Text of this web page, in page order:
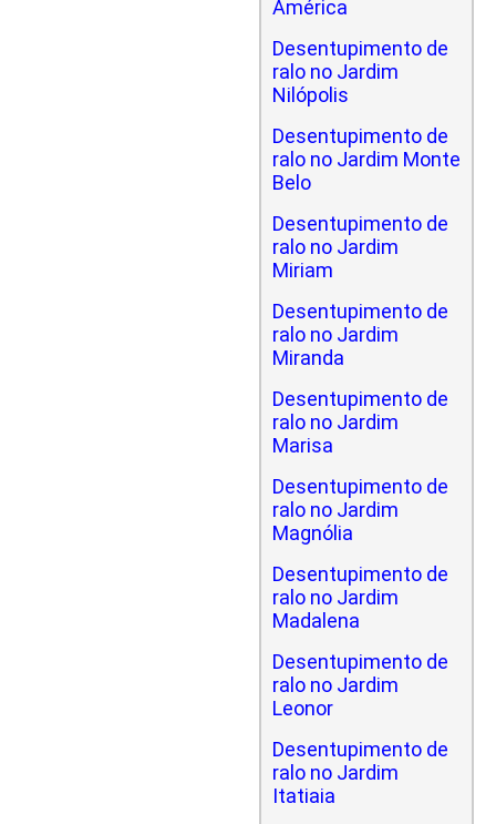
América
Desentupimento de
ralo no Jardim
Nilópolis
Desentupimento de
ralo no Jardim Monte
Belo
Desentupimento de
ralo no Jardim
Miriam
Desentupimento de
ralo no Jardim
Miranda
Desentupimento de
ralo no Jardim
Marisa
Desentupimento de
ralo no Jardim
Magnólia
Desentupimento de
ralo no Jardim
Madalena
Desentupimento de
ralo no Jardim
Leonor
Desentupimento de
ralo no Jardim
Itatiaia